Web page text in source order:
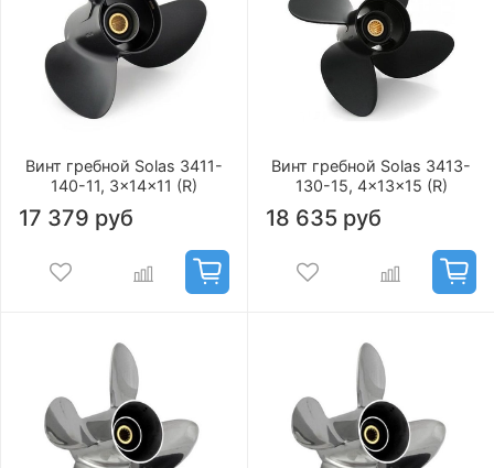
Винт гребной Solas 3411-
140-11, 3x14x11 (R)
17 379 руб
Винт гребной Solas 3413-
130-15, 4x13x15 (R)
18 635 руб